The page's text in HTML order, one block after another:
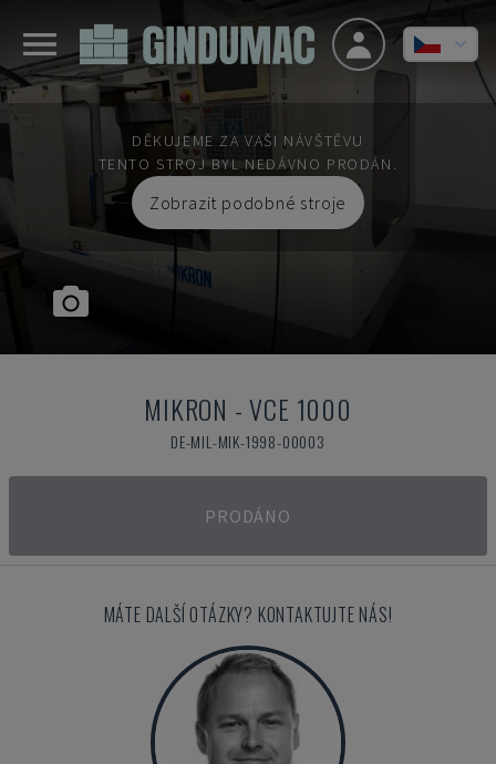
DĚKUJEME ZA VAŠI NÁVŠTĚVU
TENTO STROJ BYL NEDÁVNO PRODÁN.
Zobrazit podobné stroje
MIKRON -VCE 1000
DE-MIL-MIK-1998-00003
PRODÁNO
MÁTE DALŠÍ OTÁZKY? KONTAKTUJTE NÁS!